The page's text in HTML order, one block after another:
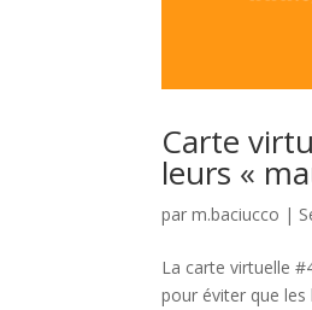
Carte
leurs «
parm.baciucco |
La carte virtuelle
pour éviter que